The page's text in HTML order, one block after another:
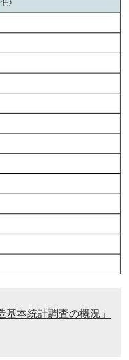
本統計調査の概況」